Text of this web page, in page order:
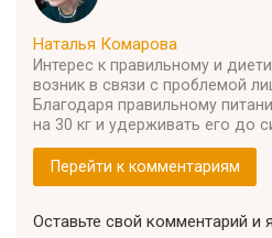
Наталья Комарова
Интерес к правильному и
возник в связи с проблемой
Благодаря правильному
на 30 кг и удерживать его до
Перейти к комментариям
Оставьте свой комментарий и